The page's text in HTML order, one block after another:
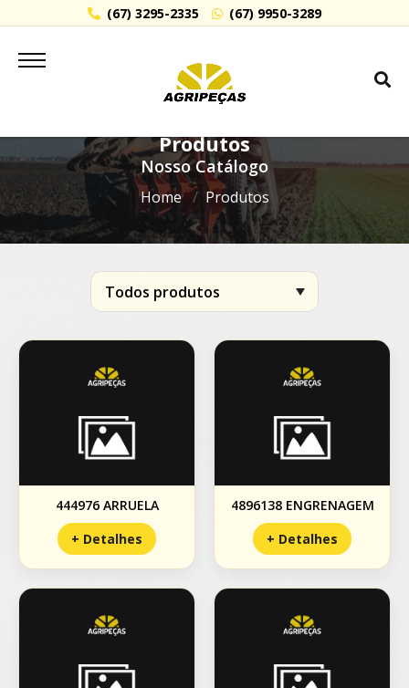
(67) 3295-2335 (67) 9950-3289
Produtos
Nosso Catálogo
Home Produtos
444976 ARRUELA
+ Detalhes
4896138 ENGRENAGEM
+ Detalhes